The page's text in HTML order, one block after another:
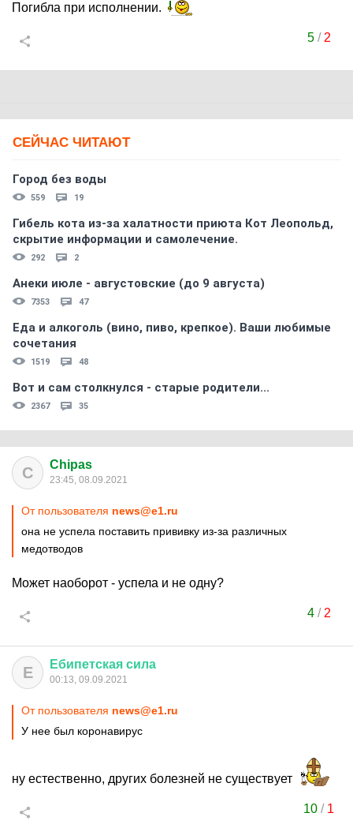
Погибла при исполнении.
5/ 2
СЕЙЧАС ЧИТАЮТ
Город без воды
559 19
Гибель кота из-за халатности приюта Кот Леопольд,
скрытиe информации и самолечение.
292 2
Анеки июле - августовские (до 9 августа)
7353 47
Еда и алкоголь (вино, пиво, крепкое). Ваши любимые
сочетания
1519 48
Вот и сам столкнулся - старые родители...
2367 35
C Chipas
23:45, 08.09.2021
От пользователя news@e1.ru
она не успела поставить прививку из-за различных
медотводов
Может наоборот - успела и не одну?
4/ 2
Е Ебипетская сила
00:13, 09.09.2021
От пользователя news@e1.ru
У нее был коронавирус
ну естественно, других болезней не существует
10 / 1